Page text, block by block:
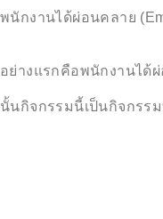
พนักงานได้ผ่อนคลาย
อย่างแรกคือพนักงานได้
นั้นกิจกรรมนี้เป็นกิจกรร